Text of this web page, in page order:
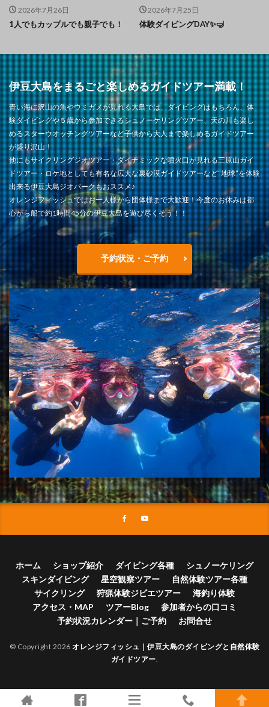
2026年7月26日
1人でもカップルでも親子でも！
2026年7月25日
体験ダイビングDAY✨🤿
伊豆大島をまるごと楽しめるガイドツアー満載！
青い海に沢山の魚やウミガメが見れる大島では、ダイビングはもちろん、体
験ダイビングや５歳から参加できるシュノーケリングツアー、天の川も楽し
めるスターウオッチングツアーなど子供から大人まで楽しめるガイドツアー
が盛り沢山！
他にもサイクリングジオツアー・ダイナミックな噴火口が見れる三原山ガイ
ドツアー・ロケ地としても有名な広大な裏砂漠ガイドツアーなど”地球”を体験
出来る伊豆大島ジオパークもおススメ♪
オレンジフィッシュではお一人様から団体様まで大歓迎！今度のお休みは都
心から船で約1時間45分の伊豆大島を遊び尽くそう！！
予約状況・ご予約
ホーム ショップ紹介 ダイビング各種
シュノーケリング
スキンダイビング
星空観察ツアー
自然体験ツアー各種
サイクリング
狩猟体験ジビエツアー
海釣り体験
アクセス・MAP
ツアーBlog
参加者からの口コミ
予約状況カレンダー｜ご予約
お問合せ
© Copyright 2026 オレンジフィッシュ｜伊豆大島のダイビングと自然体験
ガイドツアー